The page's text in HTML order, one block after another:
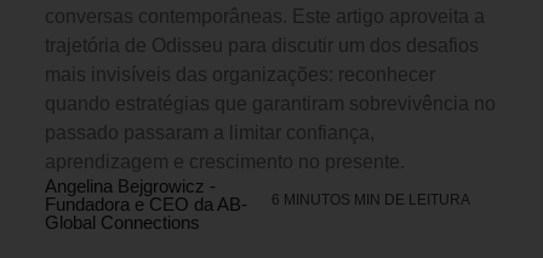
conversas contemporâneas. Este artigo aproveita a
trajetória de Odisseu para discutir um dos desafios
mais invisíveis das organizações: reconhecer
quando estratégias que garantiram sobrevivência no
passado passaram a limitar confiança,
aprendizagem e crescimento no presente.
Angelina Bejgrowicz -
Fundadora e CEO da AB-
Global Connections
6 MINUTOS MIN DE LEITURA